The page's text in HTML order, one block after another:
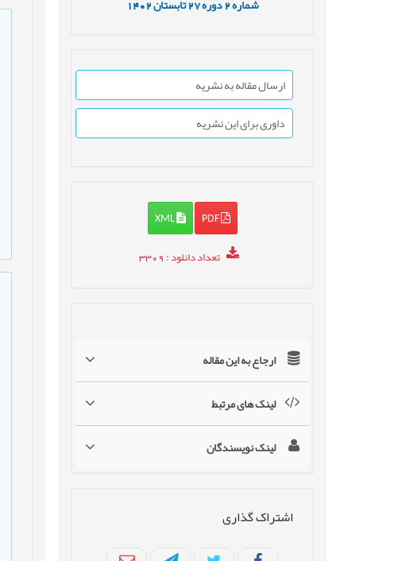
شماره دوره27 تابستان1402
ارسال مقاله به نشریه
داوری برای این نشریه
PDF
XML
تعداد دانلود: 3309
ارجاع به این مقاله
لینک های مرتبط
لینک نویسندگان
اشتراک گذاری